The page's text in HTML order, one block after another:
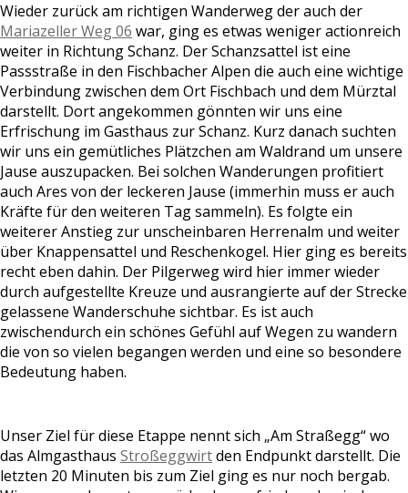
Wieder zurück am richtigen Wanderweg der auch der
Mariazeller Weg 06 war, ging es etwas weniger actionreich
weiter in Richtung Schanz. Der Schanzsattel ist eine
Passstraße in den Fischbacher Alpen die auch eine wichtige
Verbindung zwischen dem Ort Fischbach und dem Mürztal
darstellt. Dort angekommen gönnten wir uns eine
Erfrischung im Gasthaus zur Schanz. Kurz danach suchten
wir uns ein gemütliches Plätzchen am Waldrand um unsere
Jause auszupacken. Bei solchen Wanderungen profitiert
auch Ares von der leckeren Jause (immerhin muss er auch
Kräfte für den weiteren Tag sammeln). Es folgte ein
weiterer Anstieg zur unscheinbaren Herrenalm und weiter
über Knappensattel und Reschenkogel. Hier ging es bereits
recht eben dahin. Der Pilgerweg wird hier immer wieder
durch aufgestellte Kreuze und ausrangierte auf der Strecke
gelassene Wanderschuhe sichtbar. Es ist auch
zwischendurch ein schönes Gefühl auf Wegen zu wandern
die von so vielen begangen werden und eine so besondere
Bedeutung haben.
Unser Ziel für diese Etappe nennt sich „Am Straßegg“ wo
das Almgasthaus Stroßeggwirtden Endpunkt darstellt. Die
letzten 20 Minuten bis zum Ziel ging es nur noch bergab.